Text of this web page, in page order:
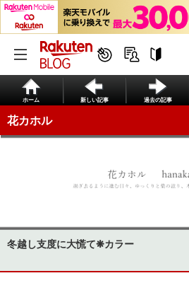
ホーム 新しい記事 過去の記事
花カホル
冬越し支度に大慌て❋カラー